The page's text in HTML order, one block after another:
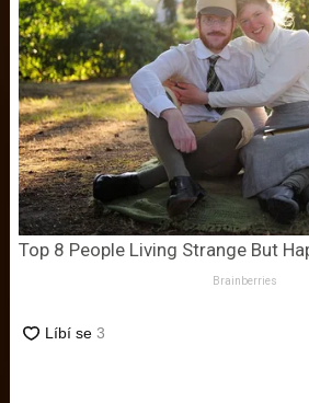
Top 8 People Living Strange But
Brainberries